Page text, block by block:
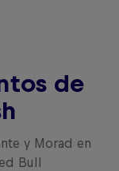
de
y Morad en
Bull